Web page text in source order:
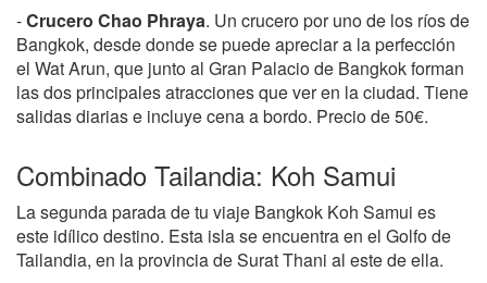
-Crucero Chao Phraya. Un crucero por uno de los ríos de
Bangkok, desde donde se puede apreciar a la perfección
el Wat Arun, que junto al Gran Palacio de Bangkok forman
las dos principales atracciones que ver en la ciudad. Tiene
salidas diarias e incluye cena a bordo. Precio de 50€.
Combinado Tailandia: Koh Samui
La segunda parada de tu viaje Bangkok Koh Samui es
este idílico destino. Esta isla se encuentra en el Golfo de
Tailandia, en la provincia de Surat Thani al este de ella.